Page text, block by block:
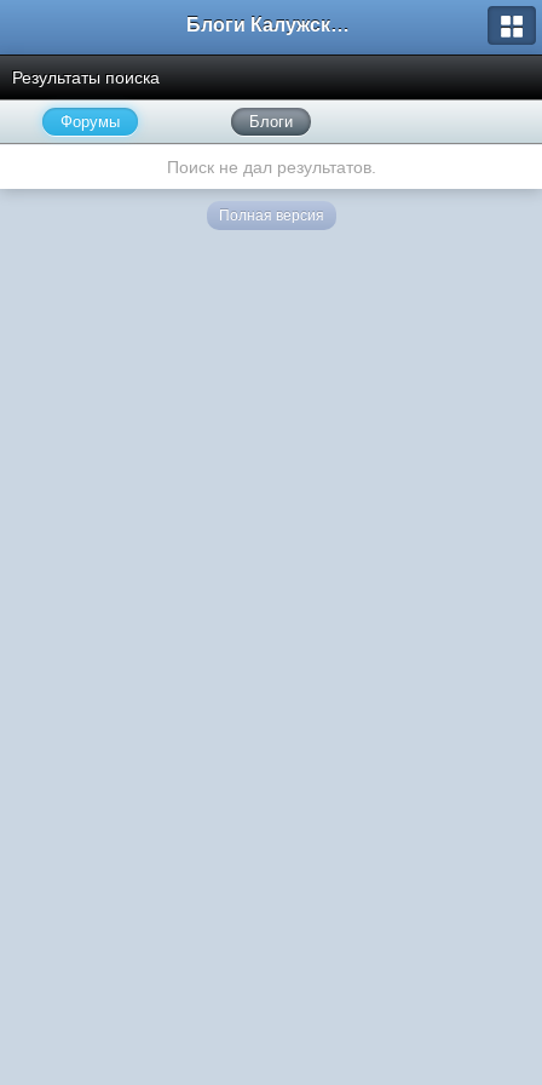
Блоги Калужского перекрестка
Результаты поиска
Форумы Блоги
Поиск не дал результатов.
Полная версия